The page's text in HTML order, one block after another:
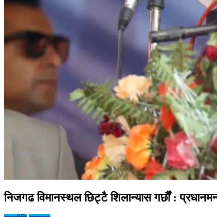
निजगढ विमानस्थल छिट्टै शिलान्यास गर्छौं :